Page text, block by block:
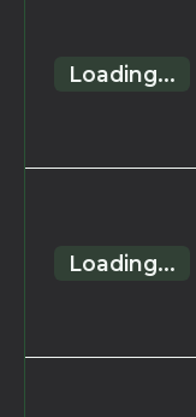
Loading...
Loading...